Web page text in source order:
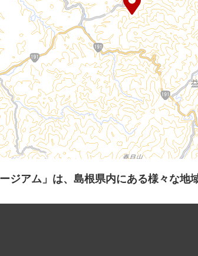
ジアム」は、島根県内にある様々な地